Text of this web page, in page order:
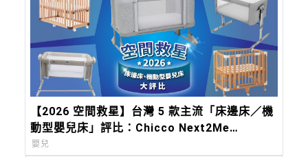
【2026 空間救星】台灣 5 款主流「床邊床／機
動型嬰兒床」評比：Chicco Next2Me
Forever，都會育兒的終極解方
嬰兒